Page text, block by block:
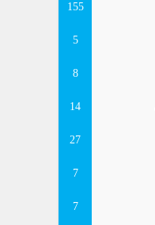
155
5
8
14
27
7
7